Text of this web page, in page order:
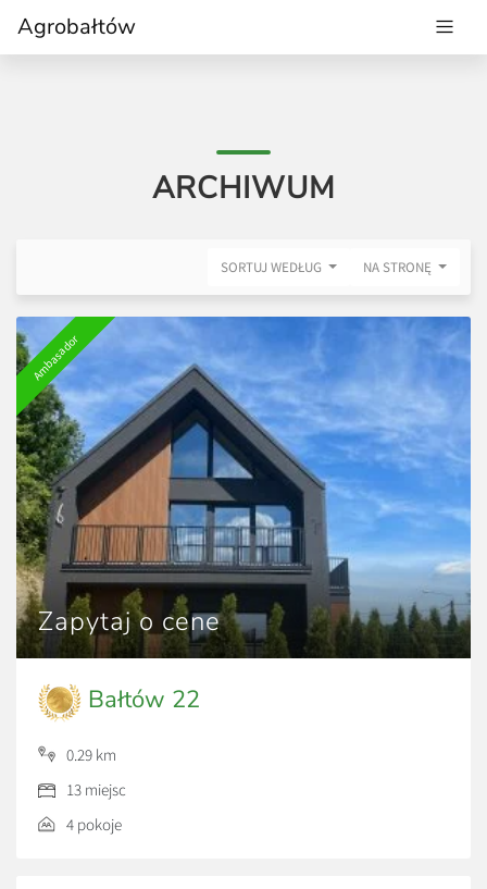
Agrobałtów
ARCHIWUM
SORTUJ WEDŁUG NA STRONĘ
Ambasador
Zapytaj o cene
Bałtów 22
0.29 km
13 miejsc
4 pokoje